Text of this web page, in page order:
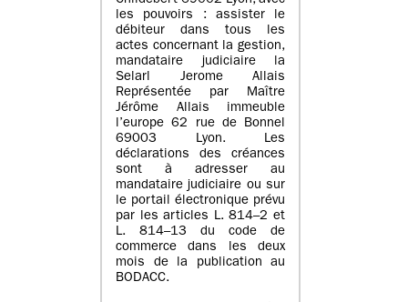
les pouvoirs : assister le
débiteur dans tous les
actes concernant la gestion,
mandataire judiciaire la
Selarl Jerome Allais
Représentée par Maître
Jérôme Allais immeuble
l’europe 62 rue de Bonnel
69003 Lyon. Les
déclarations des créances
sont à adresser au
mandataire judiciaire ou sur
le portail électronique prévu
par les articles L. 814–2 et
L. 814–13 du code de
commerce dans les deux
mois de la publication au
BODACC.